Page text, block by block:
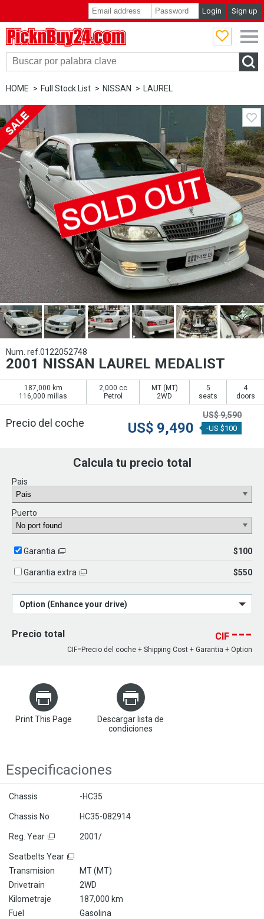
Login Sign up
HOME Full Stock List NISSAN LAUREL
Num. ref.0122052748
2001 NISSAN LAUREL MEDALIST
187,000 km
116,000 millas
2,000 cc
Petrol
MT ( MT)
2WD
5
seats
4
doors
Precio del coche
US$9,590
US$ 9,490 -US $100
Calcula tu precio total
Pais
Puerto
Garantia $100
Garantia extra $550
Option (Enhance your drive)
Precio total CIF ---
CIF=Precio del coche + Shipping Cost + Garantia + Option
Print This Page
Descargar lista de
condiciones
Especificaciones
Chassis -HC35
Chassis No HC35-082914
Reg. Year 2001/
Seatbelts Year
Transmision
MT (MT)
Drivetrain
2WD
Kilometraje
187,000 km
Fuel
Gasolina